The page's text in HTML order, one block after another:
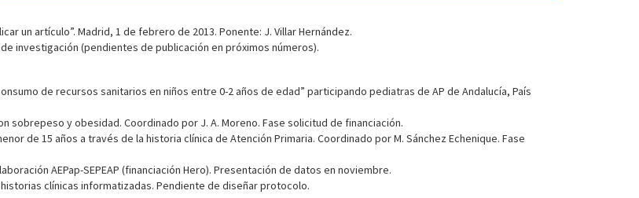
un artículo”. Madrid, 1 de febrero de 2013. Ponente: J. Villar Hernández.
investigación (pendientes de publicación en próximos números).
de recursos sanitarios en niños entre 0-2 años de edad” participando pediatras de AP de Andalucía, País
sobrepeso y obesidad. Coordinado por J. A. Moreno. Fase solicitud de financiación.
de 15 años a través de la historia clínica de Atención Primaria. Coordinado por M. Sánchez Echenique. Fase
AEPap-SEPEAP (financiación Hero). Presentación de datos en noviembre.
clínicas informatizadas. Pendiente de diseñar protocolo.